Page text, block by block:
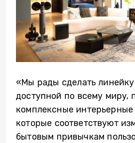
«Мы рады сделать
доступной по всему миру,
комплексные
которые соответствуют
бытовым привычкам